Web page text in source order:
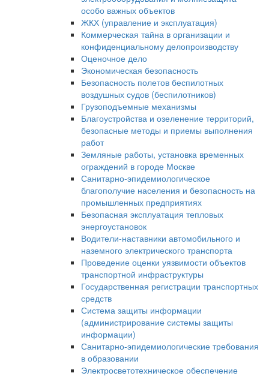
особо важных объектов
ЖКХ (управление и эксплуатация)
Коммерческая тайна в организации и
конфиденциальному делопроизводству
Оценочное дело
Экономическая безопасность
Безопасность полетов беспилотных
воздушных судов (беспилотников)
Грузоподъемные механизмы
Благоустройства и озеленение территорий,
безопасные методы и приемы выполнения
работ
Земляные работы, установка временных
ограждений в городе Москве
Санитарно-эпидемиологическое
благополучие населения и безопасность на
промышленных предприятиях
Безопасная эксплуатация тепловых
энергоустановок
Водители-наставники автомобильного и
наземного электрического транспорта
Проведение оценки уязвимости объектов
транспортной инфраструктуры
Государственная регистрации транспортных
средств
Система защиты информации
(администрирование системы защиты
информации)
Санитарно-эпидемиологические требования
в образовании
Электросветотехническое обеспечение